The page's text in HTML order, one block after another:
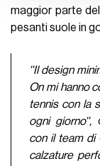
maggior parte
pesanti suole in
''Il design
On mi hanno
tennis con la
ogni giorno'',
con il team di
calzature